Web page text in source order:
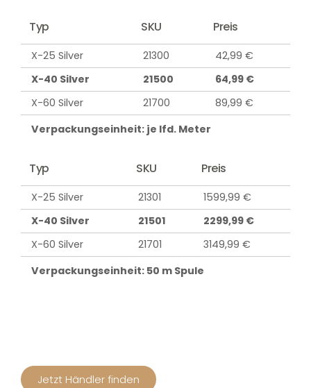
Typ SKU Preis
X-25 Silver 21300
42,99 €
X-40 Silver
21500
64,99 €
X-60 Silver
21700
89,99 €
Verpackungseinheit: je lfd. Meter
Typ SKU Preis
X-25 Silver 21301
1599,99 €
X-40 Silver
21501
2299,99 €
X-60 Silver
21701
3149,99 €
Verpackungseinheit: 50 m Spule
Jetzt Händler finden